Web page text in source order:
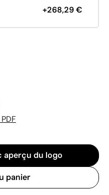
+268,29 €
aperçu du logo
panier